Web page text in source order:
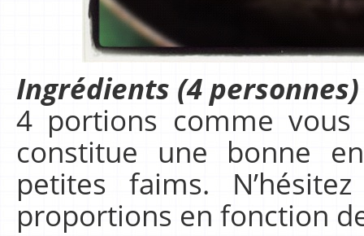
Ingrédients (4 personnes)
4 portions comme
constitue une bonne
petites faims.
proportions en fonction